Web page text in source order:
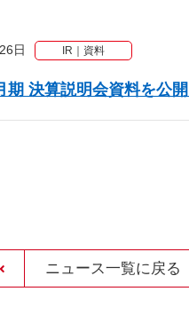
日 IR｜資料
期 決算説明会資料を公
ニュース一覧に戻る